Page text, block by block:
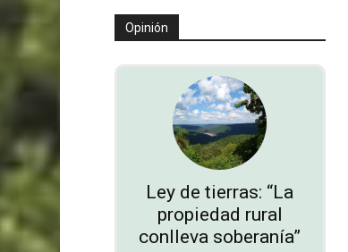
Opinión
Ley de tierras: “La
propiedad rural
conlleva soberanía”